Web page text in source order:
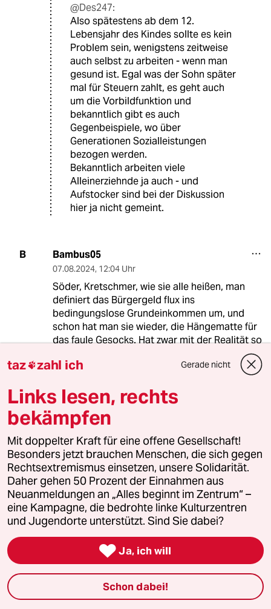
@Des247:
Also spätestens ab dem 12.
Lebensjahr des Kindes sollte es kein
Problem sein, wenigstens zeitweise
auch selbst zu arbeiten - wenn man
gesund ist. Egal was der Sohn später
mal für Steuern zahlt, es geht auch
um die Vorbildfunktion und
bekanntlich gibt es auch
Gegenbeispiele, wo über
Generationen Sozialleistungen
bezogen werden.
Bekanntlich arbeiten viele
Alleinerziehnde ja auch - und
Aufstocker sind bei der Diskussion
hier ja nicht gemeint.
B Bambus05
07.08.2024, 12:04 Uhr
Söder, Kretschmer, wie sie alle heißen, man
definiert das Bürgergeld flux ins
bedingungslose Grundeinkommen um, und
schon hat man sie wieder, die Hängematte für
das faule Gesocks. Hat zwar mit der Realität so
gut wie nix zu tun, macht sich aber bei der BILD
und im Bierzelt immer gut. Widerlich und
die Schwarzen.
Jim Hawkins
07.08.2024,09:39 Uhr
Und die Geschichte wiederholt sich auf perfide
Art.
Linnemann will "Totalverweigerer" verhungern
lassen und Lindner fehlen auf einmal, ups, drei
Milliarden.
Woher nehmen und nicht stehlen?
Zählen wir Linnemann und Lindner zusammen
und wir haben das Ergebnis.
Taugenichtsen weg. Die wehren sich nicht und
taz zahl ich Gerade nicht
Links lesen, rechts
bekämpfen
Mit doppelter Kraft für eine offene Gesellschaft!
Besonders jetzt brauchen Menschen, die sich gegen
Rechtsextremismus einsetzen, unsere Solidarität.
Daher gehen 50 Prozent der Einnahmen aus
Neuanmeldungen an „Alles beginnt im Zentrum“ –
eine Kampagne, die bedrohte linke Kulturzentren
und Jugendorte unterstützt. Sind Sie dabei?
 Ja, ich will
Schon dabei!